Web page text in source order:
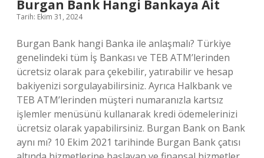
Burgan Bank Hangi Bankaya Ait
Tarih: Ekim 31, 2024
Burgan Bank hangi Banka ile anlaşmalı? Türkiye
genelindeki tüm İş Bankası ve TEB ATM’lerinden
ücretsiz olarak para çekebilir, yatırabilir ve hesap
bakiyenizi sorgulayabilirsiniz. Ayrıca Halkbank ve
TEB ATM’lerinden müşteri numaranızla kartsız
işlemler menüsünü kullanarak kredi ödemelerinizi
ücretsiz olarak yapabilirsiniz. Burgan Bank on Bank
aynı mı? 10 Ekim 2021 tarihinde Burgan Bank çatısı